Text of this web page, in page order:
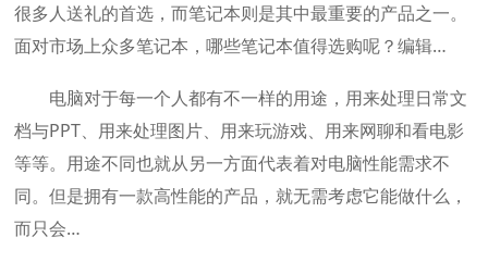
很多人送礼的首选，而笔记本则是其中最重要的产品之一。
面对市场上众多笔记本，哪些笔记本值得选购呢？编辑…
电脑对于每一个人都有不一样的用途，用来处理日常文
档与PPT、用来处理图片、用来玩游戏、用来网聊和看电影
等等。用途不同也就从另一方面代表着对电脑性能需求不
同。但是拥有一款高性能的产品，就无需考虑它能做什么，
而只会…